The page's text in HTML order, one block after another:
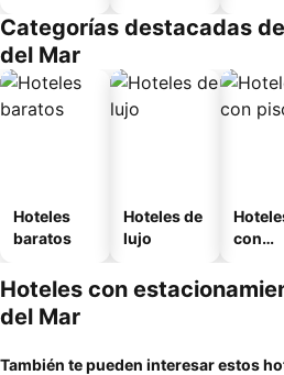
o
Categorías destacadas
del Mar
Hoteles
baratos
Hoteles de
lujo
con
Hoteles con
del Mar
También te pueden interesar estos